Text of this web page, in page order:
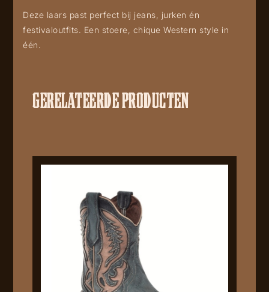
Deze laars past perfect bij jeans, jurken én
festivaloutfits. Een stoere, chique Western style in
één.
GERELATEERDE PRODUCTEN